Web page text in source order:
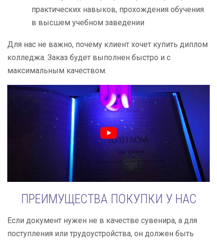
практических навыков, прохождения обучения
в высшем учебном заведении
Для нас не важно, почему клиент хочет купить диплом
колледжа. Заказ будет выполнен быстро и с
максимальным качеством.
ПРЕИМУЩЕСТВА ПОКУПКИ У НАС
Если документ нужен не в качестве сувенира, а для
поступления или трудоустройства, он должен быть